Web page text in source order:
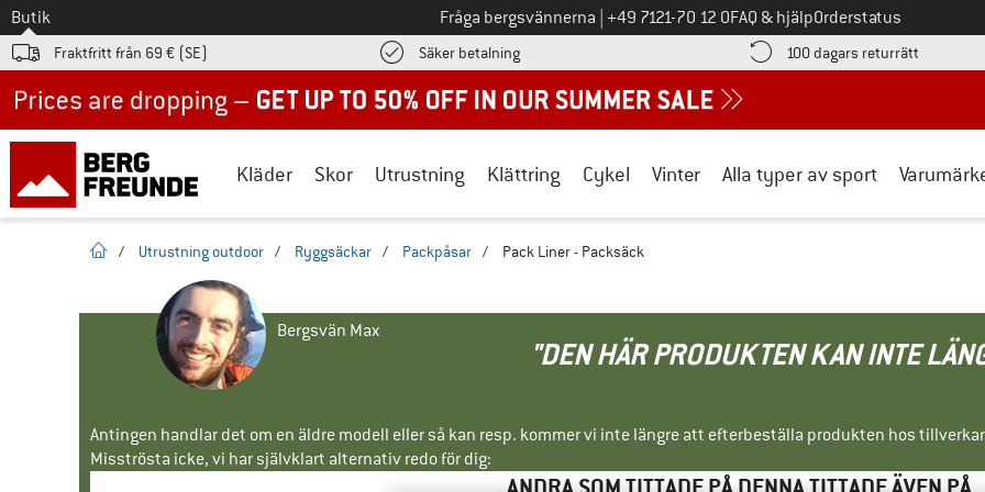
Till
Butik Fråga bergsvännerna Ring oss på
+49 7121-70 12 0FAQ & hjälpOrderstatus
Fraktfritt från 69 € (SE) Säker betalningHitta betalningsinformationen här! Öppnas i en inforuta
100 dagars returrätt Gå till
Kläder Skor Utrustning Klättring Cykel Vinter Alla typer av sport
Hemsida
/ Utrustning outdoor / Ryggsäckar / Packpåsar / Pack Liner - Packsäck
Bergsvän Max
"DEN HÄR PRODUKTEN KAN INTE
Antingen handlar det om en äldre modell eller så kan resp. kommer vi inte längre att efterbeställa produkten hos
Misströsta icke, vi har självklart alternativ redo för dig: